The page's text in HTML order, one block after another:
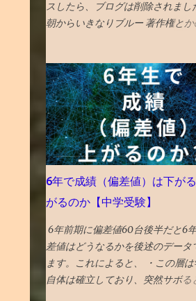
スしたら、ブログは削除されまし
朝からいきなりブルー 著作権とか
がわかない。 メールでの通知も
マルウェアのポリシー違反とかい
んなものを作成する技術力もない
貼った写真に何か埋め込まれてい
htmlコードを貼り付けたので何か
たのか と一瞬思ったが、 そもそ
画面に一切アクセスできないので
きないため、放置。 データ全部と
いブルーな気分。 最近は見た映画
と化していたが、備忘録がなくな
ケチらずにワードプレスにしてお
たかと若干後悔 昼飯食いながら
べる どうやら、Googleのボットが
6年で成績（偏差値）は下が
がるのか【中学受験】
6年前期に偏差値60台後半だと6
差値はどうなるかを後述のデータ
ます。これによると、 ・この層
自体は確立しており、突然サボる